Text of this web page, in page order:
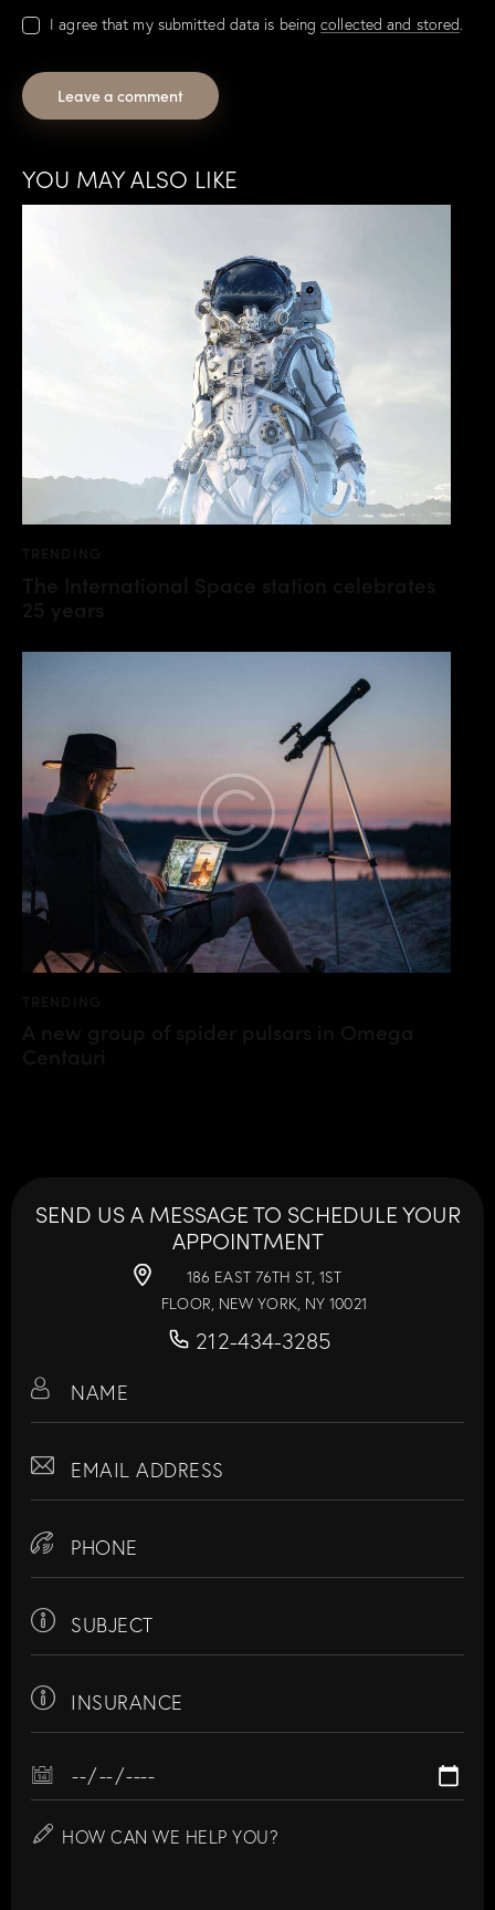
I agree that my submitted data is beingcollected and stored.
YOU MAY ALSO LIKE
SEND US A MESSAGE TO SCHEDULE YOUR
APPOINTMENT
186 EAST 76TH ST, 1ST
FLOOR, NEW YORK, NY 10021
212-434-3285